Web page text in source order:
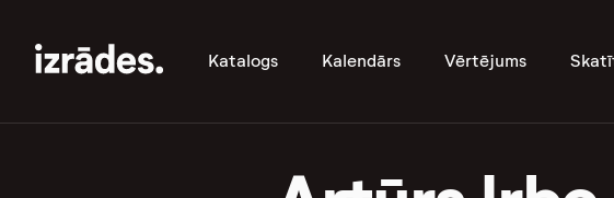
Katalogs Kalendārs Vērtējums